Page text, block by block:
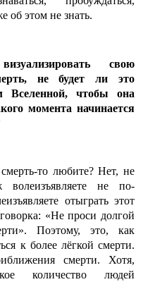
об этом не знать.
свою
не будет ли это
Вселенной, чтобы она
момента начинается
то любите? Нет, не
не по-
отыграть этот
«Не проси долгой
Поэтому, это, как
к более лёгкой смерти.
смерти. Хотя,
количество людей